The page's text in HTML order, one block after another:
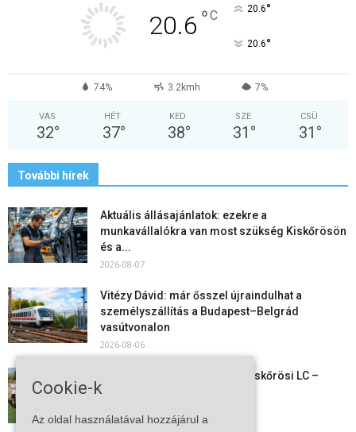
20.6 °C 20.6°
20.6°
74% 3.2kmh 7%
VAS
32°
HÉT
37°
KED
38°
SZE
31 °
CSÜ
31 °
További hírek
Aktuális állásajánlatok: ezekre a
munkavállalókra van most szükség Kiskőrösön
és a...
2026-08-07
Vitézy Dávid: már ősszel újraindulhat a
személyszállítás a Budapest–Belgrád
vasútvonalon
2026-08-06
Megkezdte a felkészülést a Kiskőrösi LC –
együtt maradt a keret,...
Cookie-k
Az oldal használatával hozzájárul a